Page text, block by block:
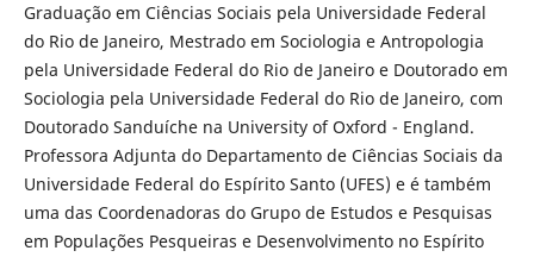
Graduação em Ciências Sociais pela Universidade Federal
do Rio de Janeiro, Mestrado em Sociologia e Antropologia
pela Universidade Federal do Rio de Janeiro e Doutorado em
Sociologia pela Universidade Federal do Rio de Janeiro, com
Doutorado Sanduíche na University of Oxford - England.
Professora Adjunta do Departamento de Ciências Sociais da
Universidade Federal do Espírito Santo (UFES) e é também
uma das Coordenadoras do Grupo de Estudos e Pesquisas
em Populações Pesqueiras e Desenvolvimento no Espírito